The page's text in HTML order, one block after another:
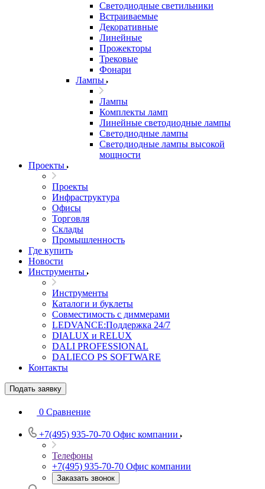
Светодиодные светильники
Встраиваемые
Декоративные
Линейные
Прожекторы
Трековые
Фонари
Лампы
Лампы
Комплекты ламп
Линейные светодиодные лампы
Светодиодные лампы
Светодиодные лампы высокой
мощности
Проекты
Проекты
Инфраструктура
Офисы
Торговля
Склады
Промышленность
Где купить
Новости
Инструменты
Инструменты
Каталоги и буклеты
Совместимость с диммерами
LEDVANCE:Поддержка 24/7
DIALUX и RELUX
DALI PROFESSIONAL
DALIECO PS SOFTWARE
Контакты
Подать заявку
0 Сравнение
+7(495) 935-70-70 Офис компании
Телефоны
+7(495) 935-70-70 Офис компании
Заказать звонок